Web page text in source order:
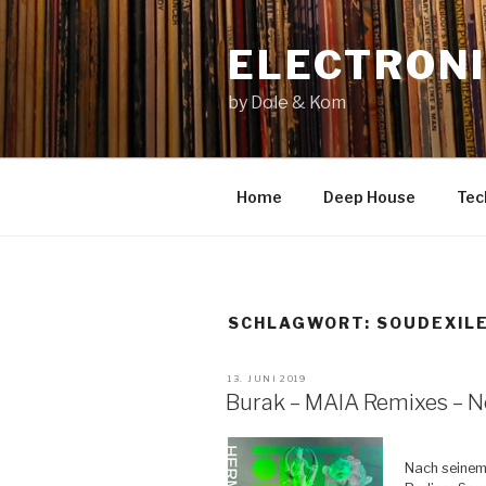
springen
by Dole & Kom
Home Deep House
SCHLAGWORT: SOUDEXILE
VERÖFFENTLICHT
AM
13. JUNI 2019
Burak – MAIA Remixes –
Nach